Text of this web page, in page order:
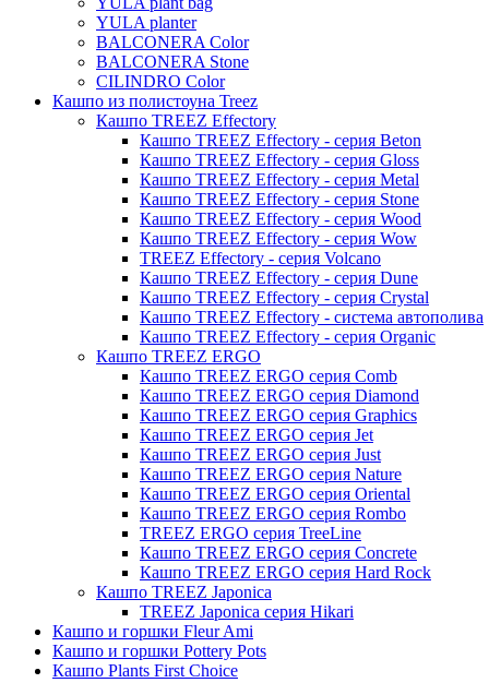
Moda
YULA planter
BALCONERA Color
BALCONERA Stone
CILINDRO Color
Кашпо из полистоуна Treez
Кашпо TREEZ Effectory
Кашпо TREEZ Effectory - серия Beton
Кашпо TREEZ Effectory - серия Gloss
Кашпо TREEZ Effectory - серия Metal
Кашпо TREEZ Effectory - серия Stone
Кашпо TREEZ Effectory - серия Wood
Кашпо TREEZ Effectory - серия Wow
TREEZ Effectory - серия Volcano
Кашпо TREEZ Effectory - серия Dune
Кашпо TREEZ Effectory - серия Crystal
Кашпо TREEZ Effectory - система автополива
Кашпо TREEZ Effectory - серия Organic
Кашпо TREEZ ERGO
Кашпо TREEZ ERGO серия Comb
Кашпо TREEZ ERGO серия Diamond
Кашпо TREEZ ERGO серия Graphics
Кашпо TREEZ ERGO серия Jet
Кашпо TREEZ ERGO серия Just
Кашпо TREEZ ERGO серия Nature
Кашпо TREEZ ERGO серия Oriental
Кашпо TREEZ ERGO серия Rombo
TREEZ ERGO серия TreeLine
Кашпо TREEZ ERGO серия Concrete
Кашпо TREEZ ERGO серия Hard Rock
Кашпо TREEZ Japonica
TREEZ Japonica серия Hikari
Кашпо и горшки Fleur Ami
Кашпо и горшки Pottery Pots
Кашпо Plants First Choice